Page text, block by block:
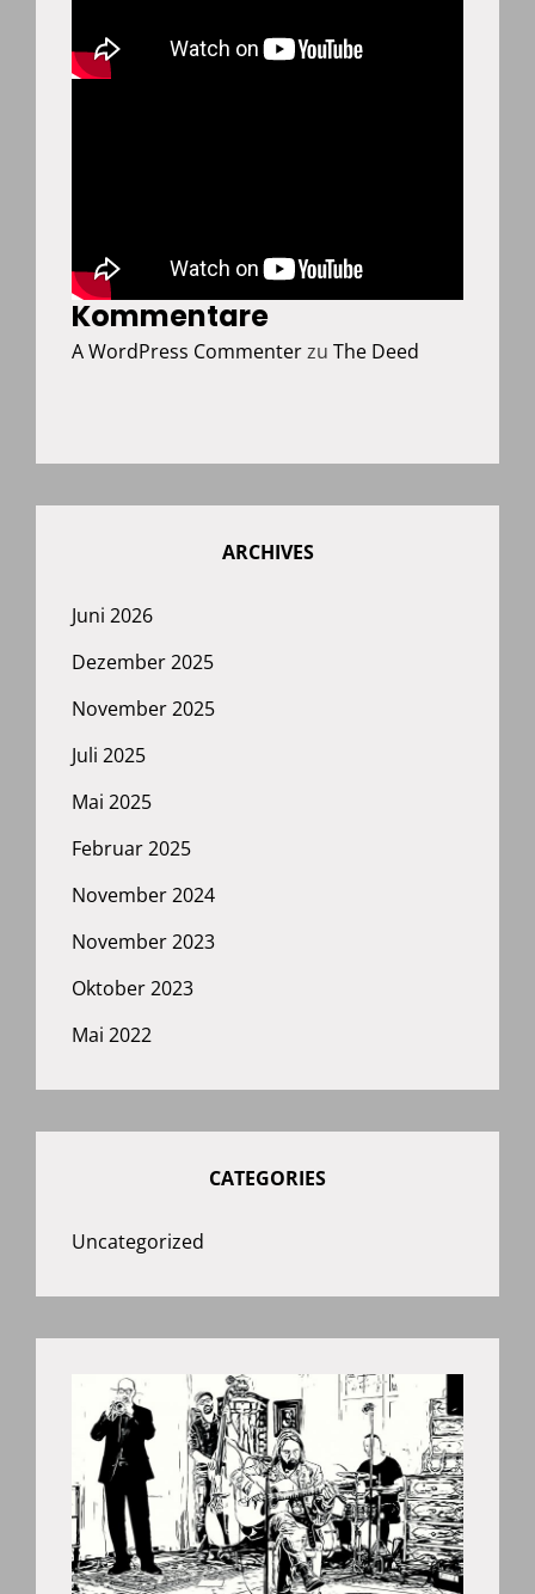
Kommentare
A WordPress Commenterzu The Deed
ARCHIVES
Juni 2026
Dezember 2025
November 2025
Juli 2025
Mai 2025
Februar 2025
November 2024
November 2023
Oktober 2023
Mai 2022
CATEGORIES
Uncategorized